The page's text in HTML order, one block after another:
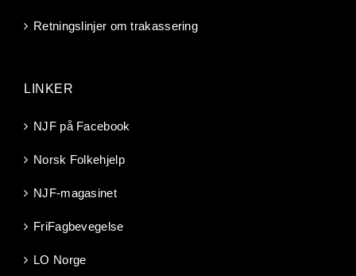
Retningslinjer om trakassering
LINKER
NJF på Facebook
Norsk Folkehjelp
NJF-magasinet
FriFagbevegelse
LO Norge